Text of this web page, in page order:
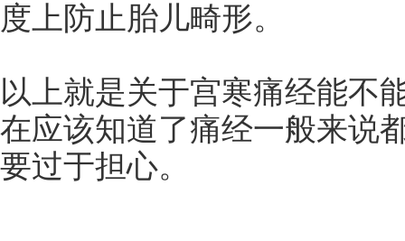
度上防止胎儿畸形。
以上就是关于宫寒痛经能不
在应该知道了痛经一般来说
要过于担心。